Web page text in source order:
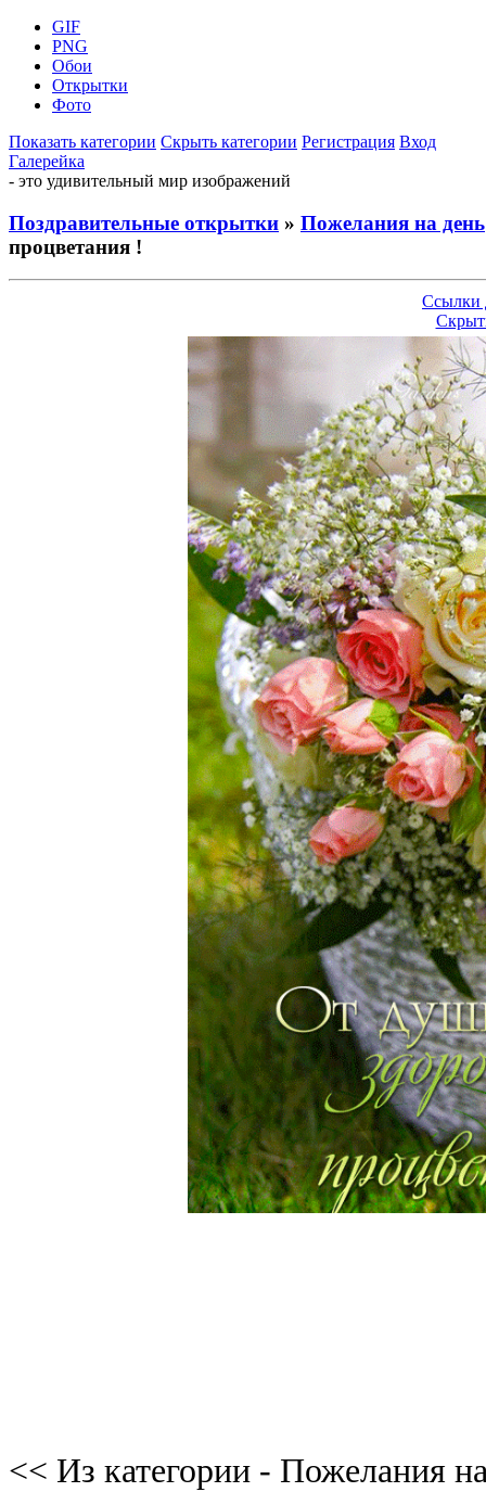
GIF
PNG
Обои
Открытки
Фото
Показать категории Скрыть категории Регистрация Вход
Галерейка
- это удивительный мир изображений
Поздравительные открытки » Пожелания на день
процветания !
Ссылки
<< Из категории - Пожелания